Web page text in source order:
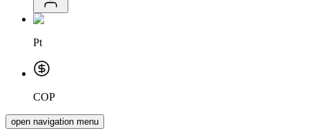
Pt
COP
open navigation menu